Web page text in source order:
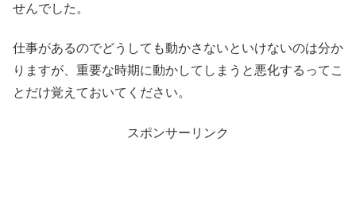
せんでした。
仕事があるのでどうしても動かさないといけないのは分か
りますが、重要な時期に動かしてしまうと悪化するってこ
とだけ覚えておいてください。
スポンサーリンク